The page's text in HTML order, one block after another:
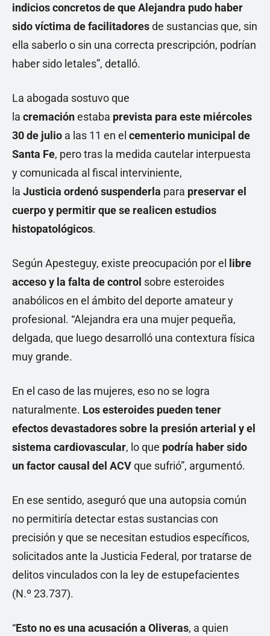
indicios concretos de que Alejandra pudo haber
sido víctima de facilitadoresde sustancias que, sin
ella saberlo o sin una correcta prescripción, podrían
haber sido letales”, detalló.
La abogada sostuvo que
la cremaciónestaba prevista para este miércoles
30 de julio a las 11 en el cementerio municipal de
Santa Fe, pero tras la medida cautelar interpuesta
y comunicada al fiscal interviniente,
la Justicia ordenó suspenderla para preservar el
cuerpo y permitir que se realicen estudios
histopatológicos.
Según Apesteguy, existe preocupación por el
libre
acceso y la falta de control sobre esteroides
anabólicos en el ámbito del deporte amateur y
profesional. “Alejandra era una mujer pequeña,
delgada, que luego desarrolló una contextura física
muy grande.
En el caso de las mujeres, eso no se logra
naturalmente. Los esteroides pueden tener
efectos devastadores sobre la presión arterial y el
sistema cardiovascular, lo que podría haber sido
un factor causal del ACVque sufrió”, argumentó.
En ese sentido, aseguró que una autopsia común
no permitiría detectar estas sustancias con
precisión y que se necesitan estudios específicos,
solicitados ante la Justicia Federal, por tratarse de
delitos vinculados con la ley de estupefacientes
(N.º 23.737).
“Esto no es una acusación a Oliveras, a quien